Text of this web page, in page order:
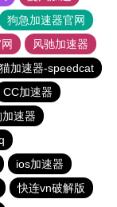
狗急加速器官网
风驰加速器
加速器-speedcat
CC加速器
速器
ios加速器
快连vn破解版